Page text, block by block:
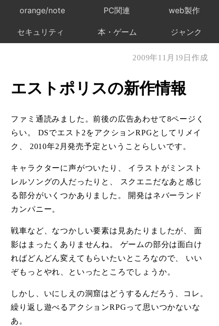
orange/note PC関連 web製作
セキュリティ 本・ゲーム ジャンク
2009年11月19日作成
エストポリスの新作情報
ファミ通読みました。前後の広告あわせて8ページく
らい。 DSでエスト2をアクションRPGとしてリメイ
ク、 2010年2月発売予定ということらしいです。
キャラクターに声がついたり、 イラストがミンスト
レルソングの人だったりと、 スクエニだなあと感じ
る部分がいくつかありました。 開発はネバーランド
カンパニー。
戦車など、なつかしい要素は見あたりましたが、 面
影はまったくありませんね。 ゲームの部分は面白け
ればどんどん変えてもらいたいところなので、 いい
ぞもっとやれ、といったところでしょうか。
しかし、いにしえの洞窟はどうするんだろう、コレ。
繰り返し遊べるアクションRPGって思いつかないな
あ。